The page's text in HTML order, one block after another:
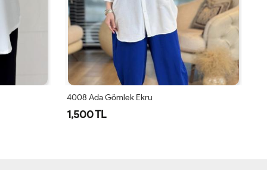
4008 Ada Gömlek Mercan
1,500 TL